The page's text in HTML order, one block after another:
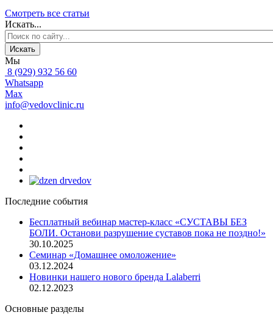
Смотреть все статьи
Искать...
Искать
Мы
8 (929) 932 56 60
Whatsapp
Max
info@vedovclinic.ru
Последние события
Бесплатный вебинар мастер-класс «СУСТАВЫ БЕЗ
БОЛИ. Останови разрушение суставов пока не поздно!»
30.10.2025
Семинар «Домашнее омоложение»
03.12.2024
Новинки нашего нового бренда Lalaberri
02.12.2023
Основные разделы